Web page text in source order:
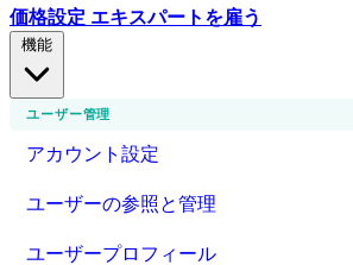
価格設定 エキスパートを雇う
ユーザー管理
アカウント設定
ユーザーの参照と管理
ユーザープロフィール